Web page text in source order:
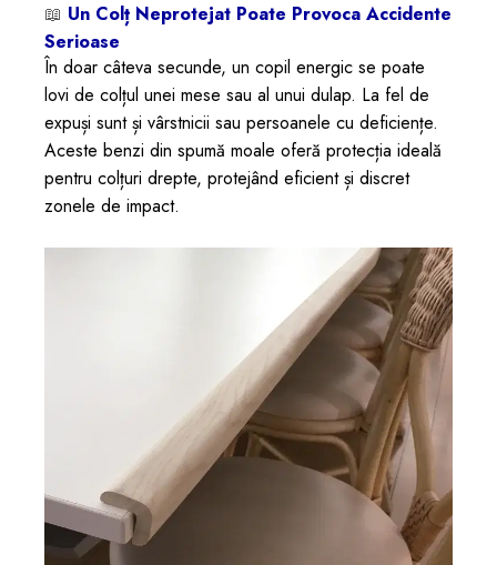
📖 Un Colț Neprotejat Poate Provoca Accidente
Serioase
În doar câteva secunde, un copil energic se poate
lovi de colțul unei mese sau al unui dulap. La fel de
expuși sunt și vârstnicii sau persoanele cu deficiențe.
Aceste benzi din spumă moale oferă protecția ideală
pentru colțuri drepte, protejând eficient și discret
zonele de impact.